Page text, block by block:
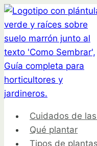
Saltar
al
contenido
Cuidados de
Qué plantar
Tipos de plantas